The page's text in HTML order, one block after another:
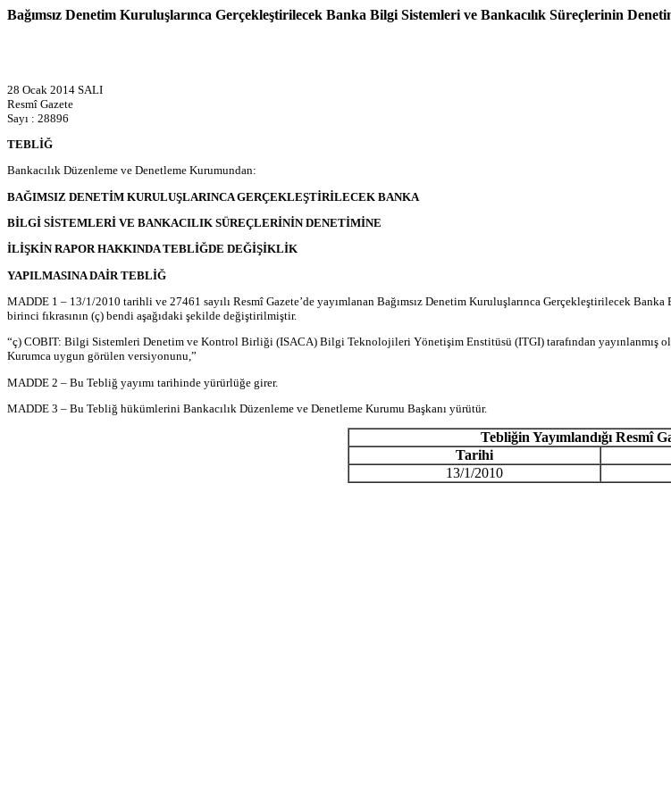
Bağımsız Denetim Kuruluşlarınca Gerçekleştirilecek Banka Bilgi Sistemleri ve Bankacılık Süreçlerinin
28 Ocak 2014 SALI
Resmî Gazete
Sayı : 28896
TEBLİĞ
Bankacılık Düzenleme ve Denetleme Kurumundan:
BAĞIMSIZ DENETİM KURULUŞLARINCA GERÇEKLEŞTİRİLECEK BANKA
BİLGİ SİSTEMLERİ VE BANKACILIK SÜREÇLERİNİN DENETİMİNE
İLİŞKİN RAPOR HAKKINDA TEBLİĞDE DEĞİŞİKLİK
YAPILMASINA DAİR TEBLİĞ
MADDE 1 – 13/1/2010 tarihli ve 27461 sayılı Resmî Gazete’de yayımlanan Bağımsız Denetim Kuruluşlarınca Gerçekleştirilecek
birinci fıkrasının (ç) bendi aşağıdaki şekilde değiştirilmiştir.
“ç) COBIT: Bilgi Sistemleri Denetim ve Kontrol Birliği (ISACA) Bilgi Teknolojileri Yönetişim Enstitüsü (ITGI) tarafından
Kurumca uygun görülen versiyonunu,”
MADDE 2 – Bu Tebliğ yayımı tarihinde yürürlüğe girer.
MADDE 3 – Bu Tebliğ hükümlerini Bankacılık Düzenleme ve Denetleme Kurumu Başkanı yürütür.
Tebliğin YayımlandığıResmî
Tarihi
13/1/2010